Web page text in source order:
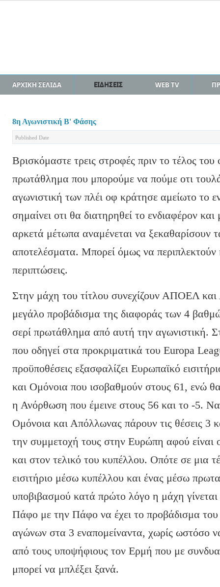
ΑΡΧΙΚΗ ΣΕΛΙΔΑ ΕΙΔΗΣΕΙΣ WEB TV
8η Αγωνιστική Β' Φάσης
Published Date
Βρισκόμαστε τρεις στροφές πριν το τέλος
πρωτάθλημα που μπορούμε να πούμε οτι
αγωνιστική των πλέι οφ κράτησε αμείωτο το
σημαίνει οτι θα διατηρηθεί το ενδιαφέρον
αρκετά μέτωπα αναμένεται να ξεκαθαρίσουν
αποτελέσματα. Μπορεί όμως να περιπλεκτούν
περιπτώσεις.
Στην μάχη του τίτλου συνεχίζουν ΑΠΟΕΛ
μεγάλο προβάδισμα της διαφοράς των 4
σερί πρωτάθλημα από αυτή την αγωνιστική.
που οδηγεί στα προκριματικά του Europa
προϋποθέσεις εξασφαλίζει Ευρωπαϊκό
και Ομόνοια που ισοβαθμούν στους 61, ενώ θα
η Ανόρθωση που έμεινε στους 56 και το -5.
Ομόνοια και Απόλλωνας πάρουν τις θέσεις 3
την συμμετοχή τους στην Ευρώπη αφού είναι
και στον τελικό του κυπέλλου. Οπότε σε μια
εισιτήριο μέσω κυπέλλου και ένας μέσω
υποβιβασμού κατά πρώτο λόγο η μάχη
Πάφο με την Πάφο να έχει το προβάδισμα του
αγώνων στα 3 εναπομείναντα, χωρίς ωστόσο
από τους υποψήφιους τον Ερμή που με
μπορεί να μπλέξει ξανά.